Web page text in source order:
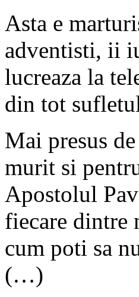
Asta e
adventisti, ii
lucreaza la
din tot
Mai presus
murit si
Apostolul
fiecare dintre
cum poti sa
(…)